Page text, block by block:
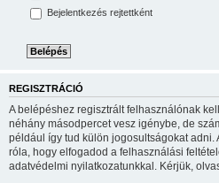
Bejelentkezés rejtettként
REGISZTRÁCIÓ
A belépéshez regisztrált felhasználónak
néhány másodpercet vesz igénybe, de
például így tud külön jogosultságokat adni.
róla, hogy elfogadod a felhasználási
adatvédelmi nyilatkozatunkkal. Kérjük,